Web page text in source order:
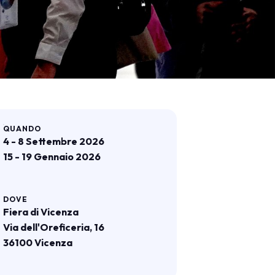
QUANDO
4 - 8 Settembre 2026
15 - 19 Gennaio 2026
DOVE
Fiera di Vicenza
Via dell'Oreficeria, 16
36100 Vicenza